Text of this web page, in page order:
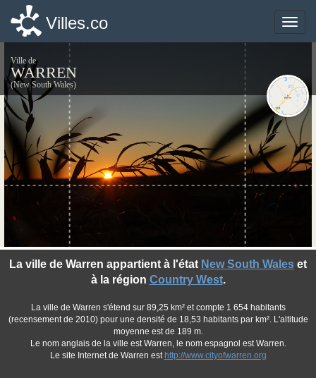
Toggle
Villes.co
Ville de
WARREN
(New South Wales)
La ville de Warren appartient à l'état New South Wales et
à la région Country West.
La ville de Warren s'étend sur 89,25 km² et compte 1 654 habitants
(recensement de 2010) pour une densité de 18,53 habitants par km². L'altitude
moyenne est de 189 m.
Le nom anglais de la ville est Warren, le nom espagnol est Warren.
Le site Internet de Warren est http://www.cityofwarren.org
Toggle
Villes.co